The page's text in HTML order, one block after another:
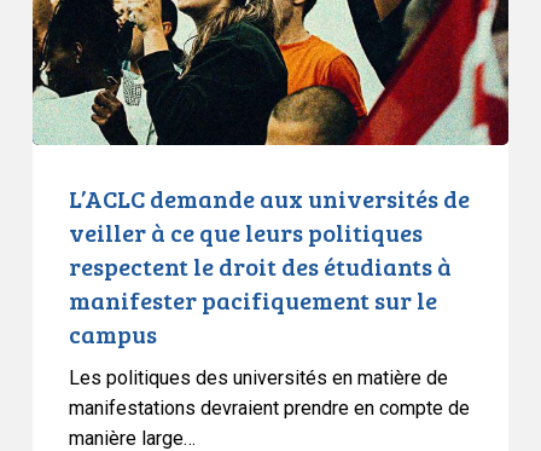
à
ce
que
leurs
politiques
étudiants
manifester
pacifiquement
L’ACLC demande aux universités de
veiller à ce que leurs politiques
respectent le droit des étudiants à
manifester pacifiquement sur le
campus
Les politiques des universités en matière de
manifestations devraient prendre en compte de
manière large…